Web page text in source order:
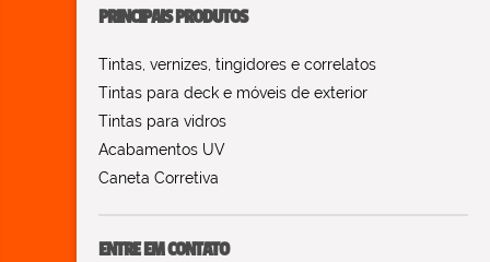
PRINCIPAIS PRODUTOS
Tintas, vernizes, tingidores e correlatos
Tintas para deck e móveis de exterior
Tintas para vidros
Acabamentos UV
Caneta Corretiva
ENTRE EM CONTATO